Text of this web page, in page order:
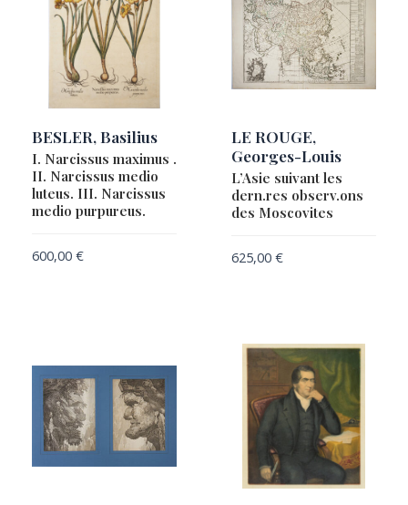
GATTONI, Ugo
GUICCIARDINI, Lodovico
HAASIS & LUBRECHT
HAYDEN, Ferdinand Vandeveer & MARCOU, Jules
HOMANN Heirs
HOMANN, Johann Baptist
HONDIUS, Henricus
HONDIUS, Jodocus / LE CLERC, Jean
Isidore de Séville [Isidorus Hispalensis]
JAILLOT, Alexis Hubert
JANSSON, Jan
JEFFERYS, Thomas / LE ROUGE, Georges-Louis
BESLER, Basilius
I. Narcissus maximus .
II. Narcissus medio
luteus. III. Narcissus
medio purpureus.
600,00 €
LE ROUGE,
Georges-Louis
L’Asie suivant les
dern.res observ.ons
des Moscovites
625,00 €